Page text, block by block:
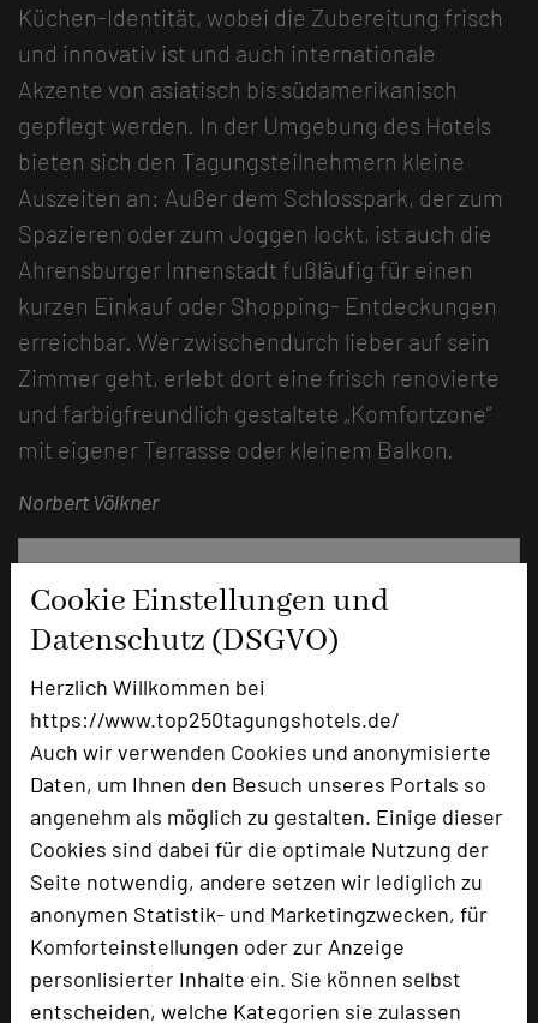
Cookie Einstellungen und
Datenschutz (DSGVO)
Herzlich Willkommen bei
https://www.top250tagungshotels.de/
Auch wir verwenden Cookies und anonymisierte
Daten, um Ihnen den Besuch unseres Portals so
angenehm als möglich zu gestalten. Einige dieser
Cookies sind dabei für die optimale Nutzung der
Seite notwendig, andere setzen wir lediglich zu
anonymen Statistik- und Marketingzwecken, für
Komforteinstellungen oder zur Anzeige
personlisierter Inhalte ein. Sie können selbst
entscheiden, welche Kategorien sie zulassen
Küchen-Identität, wobei die Zubereitung frisch
und innovativ ist und auch internationale
Akzente von asiatisch bis südamerikanisch
gepflegt werden. In der Umgebung des Hotels
bieten sich den Tagungsteilnehmern kleine
Auszeiten an: Außer dem Schlosspark, der zum
Spazieren oder zum Joggen lockt, ist auch die
Ahrensburger Innenstadt fußläufig für einen
kurzen Einkauf oder Shopping- Entdeckungen
erreichbar. Wer zwischendurch lieber auf sein
Zimmer geht, erlebt dort eine frisch renovierte
und farbigfreundlich gestaltete „Komfortzone“
mit eigener Terrasse oder kleinem Balkon.
Norbert Völkner
Hotel Am Schloss Ahrensburg
Am Alten Markt 17
22926 Ahrensburg
phone +49 4102 8055
mail Email
language